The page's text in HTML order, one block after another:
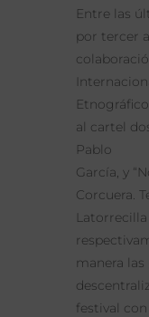
Entre las
por tercer
al cartel
Pablo
García, y
Corcuera.
manera
festival